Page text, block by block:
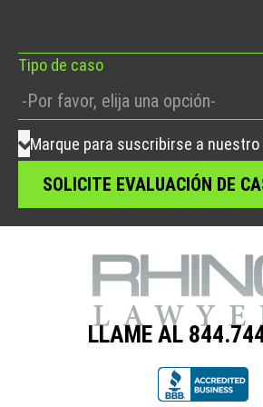
Tipo de caso
Marque para suscribirse a nuestro
LLAME AL